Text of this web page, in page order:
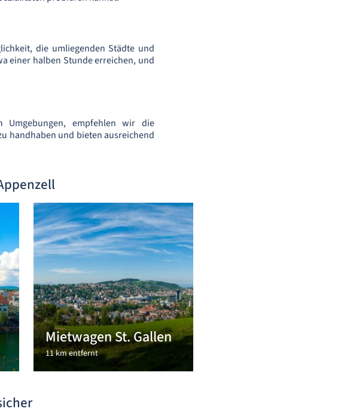
die umliegenden Städte und
einer halben Stunde erreichen, und
empfehlen wir die
handhaben und bieten ausreichend
Mietwagen St. Gallen
11 km entfernt